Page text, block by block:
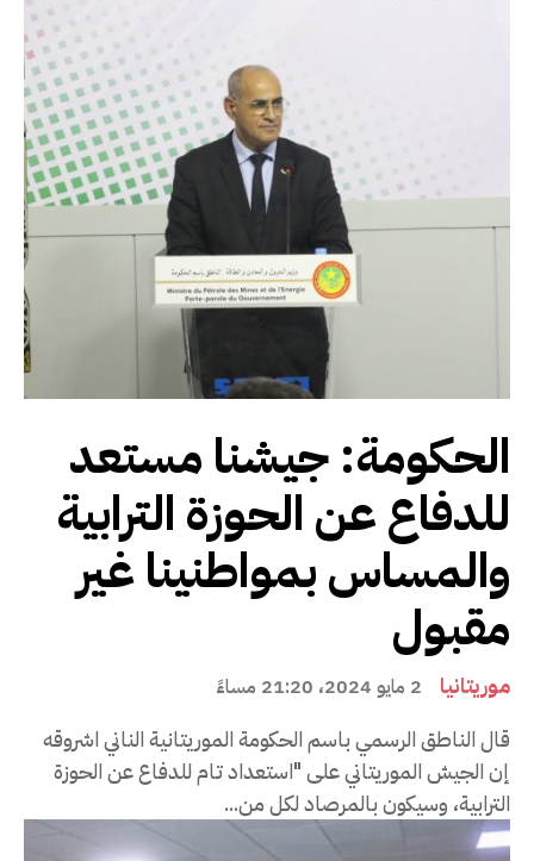
الحكومة: جيشنا مستعد
للدفاع عن الحوزة الترابية
والمساس بمواطنينا غير
مقبول
موريتانيا 2 مايو 2024، 21:20 مساءً
قال الناطق الرسمي باسم الحكومة الموريتانية الناني اشروقه
إن الجيش الموريتاني على "استعداد تام للدفاع عن الحوزة
الترابية، وسيكون بالمرصاد لكل من...